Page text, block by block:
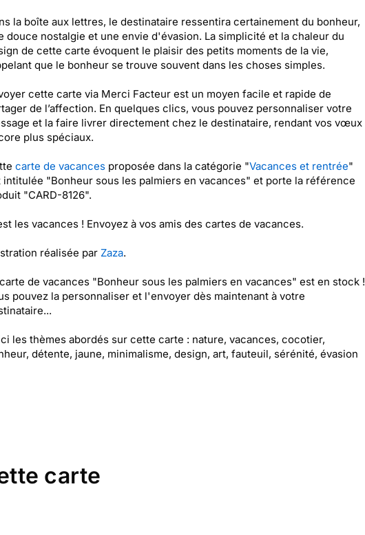
la boîte aux lettres, le destinataire ressentira certainement du bonheur,
douce nostalgie et une envie d'évasion. La simplicité et la chaleur du
de cette carte évoquent le plaisir des petits moments de la vie,
que le bonheur se trouve souvent dans les choses simples.
cette carte via Merci Facteur est un moyen facile et rapide de
de l’affection. En quelques clics, vous pouvez personnaliser votre
et la faire livrer directement chez le destinataire, rendant vos vœux
plus spéciaux.
carte de vacancesproposée dans la catégorie "Vacances et rentrée"
intitulée "Bonheur sous les palmiers en vacances" et porte la référence
"CARD-8126".
les vacances ! Envoyez à vos amis des cartes de vacances.
réalisée par Zaza.
de vacances "Bonheur sous les palmiers en vacances" est en stock !
pouvez la personnaliser et l'envoyer dès maintenant à votre
les thèmes abordés sur cette carte : nature, vacances, cocotier,
détente, jaune, minimalisme, design, art, fauteuil, sérénité, évasion
carte